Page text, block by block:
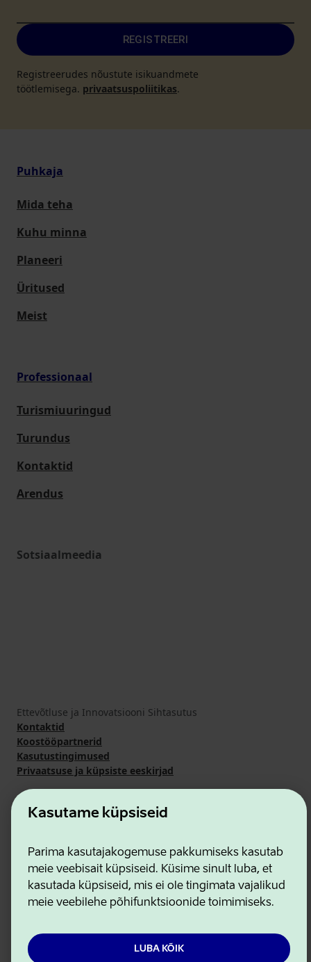
Kasutame küpsiseid
Parima kasutajakogemuse pakkumiseks kasutab
meie veebisait küpsiseid. Küsime sinult luba, et
kasutada küpsiseid, mis ei ole tingimata vajalikud
meie veebilehe põhifunktsioonide toimimiseks.
LUBA KÕIK
REGISTREERI
Registreerudes nõustute isikuandmete
töötlemisega. privaatsuspoliitikas.
Puhkaja
Mida teha
Kuhu minna
Planeeri
Üritused
Meist
Professionaal
Turismiuuringud
Turundus
Kontaktid
Arendus
Sotsiaalmeedia
Ettevõtluse ja Innovatsiooni Sihtasutus
Kontaktid
Koostööpartnerid
Kasutustingimused
Privaatsuse ja küpsiste eeskirjad